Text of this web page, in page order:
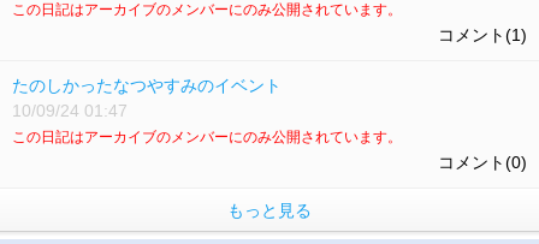
この日記はアーカイブのメンバーにのみ公開されています。
コメント(1)
たのしかったなつやすみのイベント
10/09/24 01:47
この日記はアーカイブのメンバーにのみ公開されています。
コメント(0)
もっと見る